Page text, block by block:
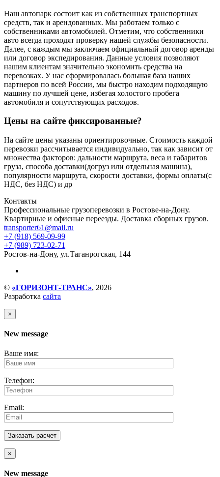
Наш автопарк состоит как из собственных транспортных
средств, так и арендованных. Мы работаем только с
собственниками автомобилей. Отметим, что собственники
авто всегда проходят проверку нашей службы безопасности.
Далее, с каждым мы заключаем официальный договор аренды
или договор экспедирования. Данные условия позволяют
нашим клиентам значительно экономить средства на
перевозках. У нас сформировалась большая база наших
партнеров по всей России, мы быстро находим подходящую
машину по лучшей цене, избегая холостого пробега
автомобиля и сопутствующих расходов.
Цены на сайте фиксированные?
На сайте цены указаны ориентировочные. Стоимость каждой
перевозки рассчитывается индивидуально, так как зависит от
множества факторов: дальности маршрута, веса и габаритов
груза, способа доставки(догруз или отдельная машина),
популярности маршрута, скорости доставки, формы оплаты(с
НДС, без НДС) и др
Контакты
Профессиональные грузоперевозки в Ростове-на-Дону.
Квартирные и офисные переезды. Доставка сборных грузов.
transporter61@mail.ru
+7 (918) 569-09-99
+7 (989) 723-02-71
Ростов-на-Дону, ул.Таганрогская, 144
© «ГОРИЗОНТ-ТРАНС», 2026
Разработка сайта
×
New message
Ваше имя:
Телефон:
Email:
×
New message